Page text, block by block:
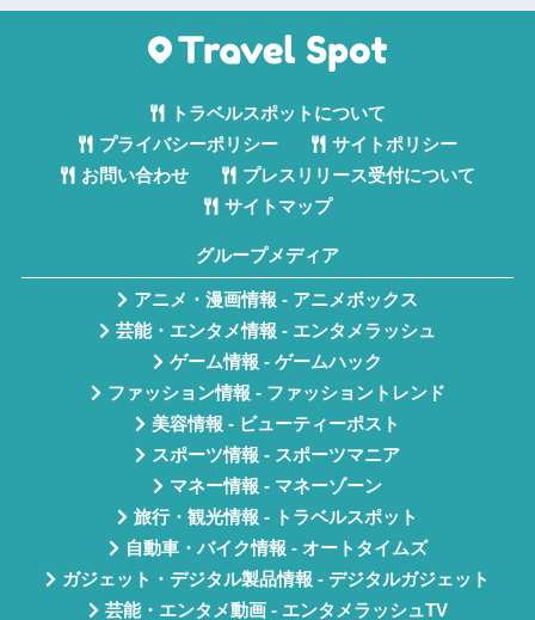
トラベルスポットについて
プライバシーポリシー
サイトポリシー
お問い合わせ
プレスリリース受付について
サイトマップ
グループメディア
アニメ・漫画情報 - アニメボックス
芸能・エンタメ情報 - エンタメラッシュ
ゲーム情報 - ゲームハック
ファッション情報 - ファッショントレンド
美容情報 - ビューティーポスト
スポーツ情報 - スポーツマニア
マネー情報 - マネーゾーン
旅行・観光情報 - トラベルスポット
自動車・バイク情報 - オートタイムズ
ガジェット・デジタル製品情報 - デジタルガジェット
芸能・エンタメ動画 - エンタメラッシュTV